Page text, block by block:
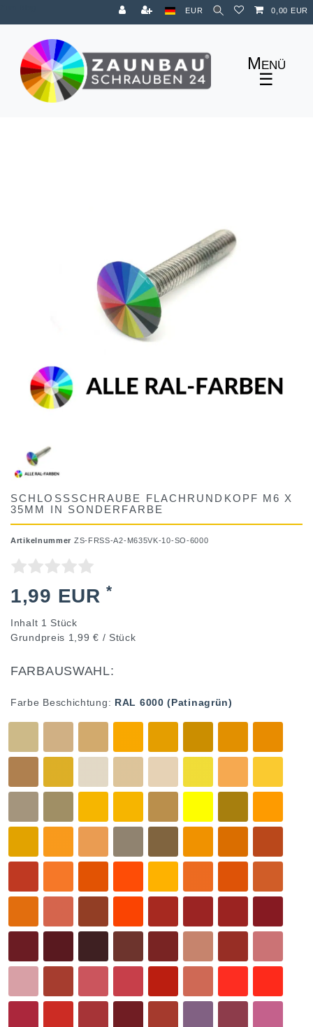
EUR 0,00 EUR
☰
SCHLOSSSCHRAUBE FLACHRUNDKOPF M6 X
35MM IN SONDERFARBE
Artikelnummer ZS-FRSS-A2-M635VK-10-SO-6000
1,99 EUR*
Inhalt 1 Stück
Grundpreis 1,99 € / Stück
FARBAUSWAHL:
Farbe Beschichtung: RAL 6000 (Patinagrün)